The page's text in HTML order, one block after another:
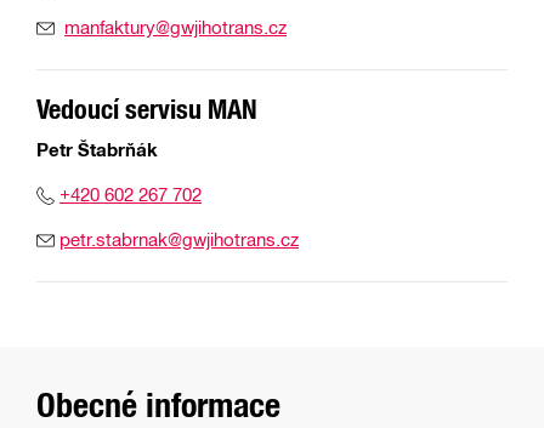
manfaktury@gwjihotrans.cz
Vedoucí servisu MAN
Petr Štabrňák
+420 602 267 702
petr.stabrnak@gwjihotrans.cz
Obecné informace